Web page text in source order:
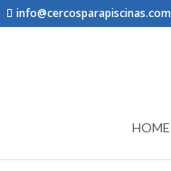
info@cercosparapiscinas.com
HOME